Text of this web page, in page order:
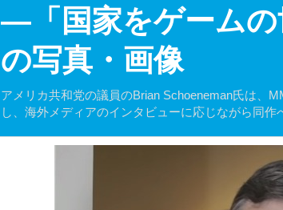
―「国家をゲームの
の写真・画像
アメリカ共和党の議員のBrian Schoeneman氏は、
し、海外メディアのインタビューに応じながら同作